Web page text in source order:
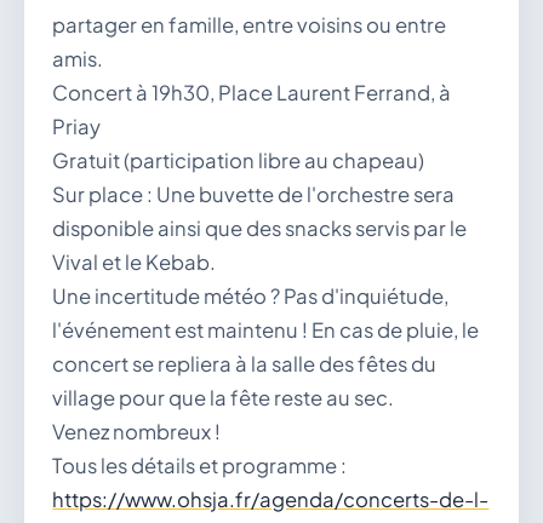
partager en famille, entre voisins ou entre
amis.
Concert à 19h30, Place Laurent Ferrand, à
Priay
Gratuit (participation libre au chapeau)
Sur place : Une buvette de l'orchestre sera
disponible ainsi que des snacks servis par le
Vival et le Kebab.
Une incertitude météo ? Pas d'inquiétude,
l'événement est maintenu ! En cas de pluie, le
concert se repliera à la salle des fêtes du
village pour que la fête reste au sec.
Venez nombreux !
Tous les détails et programme :
https://www.ohsja.fr/agenda/concerts-de-l-